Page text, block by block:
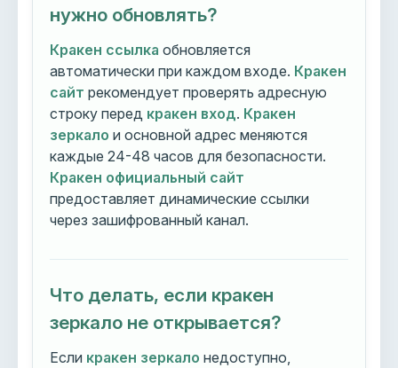
нужно обновлять?
Кракен ссылка обновляется
автоматически при каждом входе. Кракен
сайт рекомендует проверять адресную
строку перед кракен вход. Кракен
зеркало и основной адрес меняются
каждые 24-48 часов для безопасности.
Кракен официальный сайт
предоставляет динамические ссылки
через зашифрованный канал.
Что делать, если кракен
зеркало не открывается?
Если кракен зеркало недоступно,